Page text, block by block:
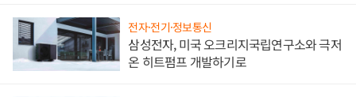
전자·전기·정보통신
삼성전자, 미국 오크리지국립연구소와 극저
온 히트펌프 개발하기로